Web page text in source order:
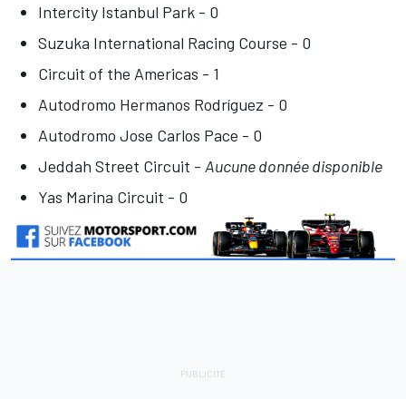
Intercity Istanbul Park - 0
Suzuka International Racing Course - 0
Circuit of the Americas - 1
Autodromo Hermanos Rodríguez - 0
Autodromo Jose Carlos Pace - 0
Jeddah Street Circuit - Aucune donnée disponible
Yas Marina Circuit - 0